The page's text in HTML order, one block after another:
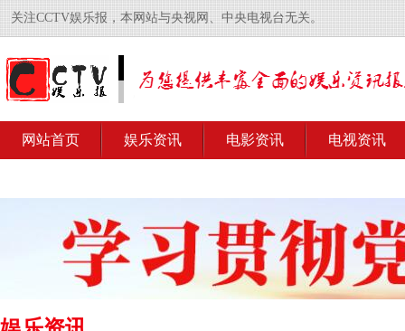
关注CCTV娱乐报，本网站与央视网、中央电视台无关。
网站首页 娱乐资讯 电影资讯 电视资讯